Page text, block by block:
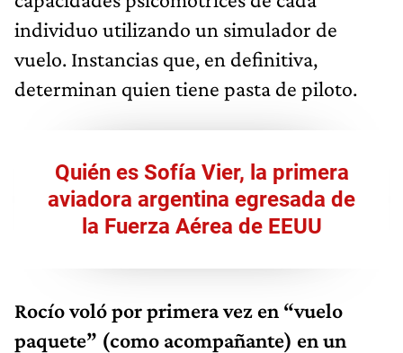
individuo utilizando un simulador de
vuelo. Instancias que, en definitiva,
determinan quien tiene pasta de piloto.
Quién es Sofía Vier, la primera
aviadora argentina egresada de
la Fuerza Aérea de EEUU
Rocío voló por primera vez en “vuelo
paquete” (como acompañante) en un